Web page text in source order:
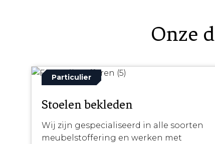
Onze
Particulier
Stoelen bekleden
Wij zijn gespecialiseerd in alle soorten
meubelstoffering en werken met